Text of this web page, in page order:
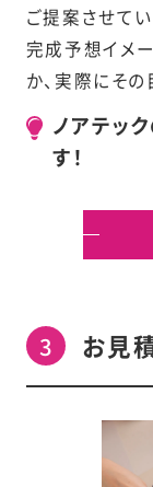
ご提案させてい
完成予想イメ
か、実際にそ
ノアテッ
す！
お見